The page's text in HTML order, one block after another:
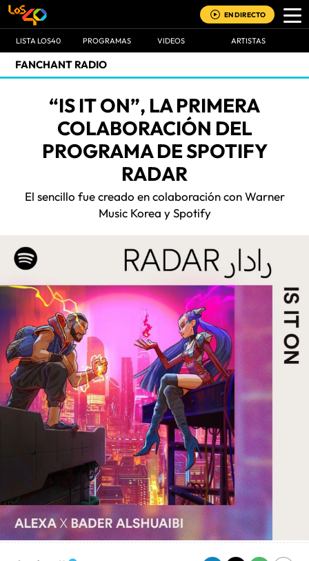
EN DIRECTO
LISTA LOS40 PROGRAMAS VIDEOS ARTISTAS
FANCHANT RADIO
“IS IT ON”, LA PRIMERA
COLABORACIÓN DEL
PROGRAMA DE SPOTIFY
RADAR
El sencillo fue creado en colaboración con Warner
Music Korea y Spotify